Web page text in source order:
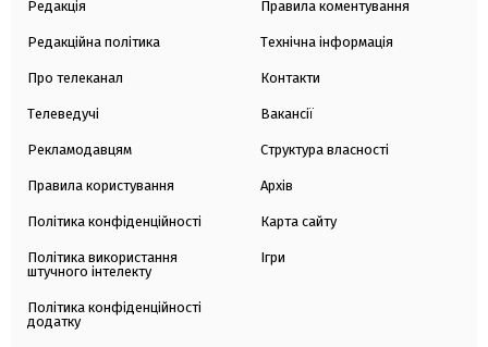
Редакція
Редакційна політика
Про телеканал
Телеведучі
Рекламодавцям
Правила користування
Політика конфіденційності
Політика використання
штучного інтелекту
Політика конфіденційності
додатку
Правила коментування
Технічна інформація
Контакти
Вакансії
Структура власності
Архів
Карта сайту
Ігри